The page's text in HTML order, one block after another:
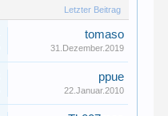
Letzter Beitrag
tomaso
31.Dezember.2019
ppue
22.Januar.2010